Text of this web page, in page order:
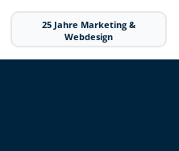
25 Jahre Marketing &
Webdesign